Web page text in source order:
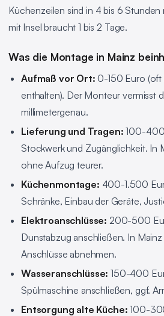
Küchenzeilen sind in 4 bis 6
mit Insel braucht 1 bis 2 Tage.
Was die Montage in Mainz
Aufmaß vor Ort: 0-150 Euro (oft
enthalten). Der Monteur vermisst
millimetergenau.
Lieferung und Tragen: 100-400
Stockwerk und Zugänglichkeit. In
ohne Aufzug teurer.
Küchenmontage: 400-1.500
Schränke, Einbau der Geräte,
Elektroanschlüsse: 200-500
Dunstabzug anschließen. In
Anschlüsse abnehmen.
Wasseranschlüsse: 150-400
Spülmaschine anschließen, ggf.
Entsorgung alte Küche: 100-